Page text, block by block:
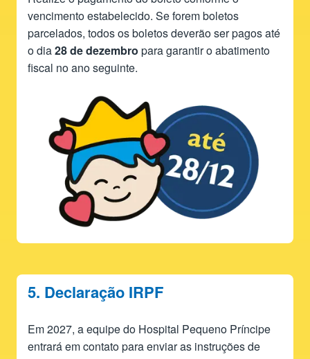
vencimento estabelecido. Se forem boletos
parcelados, todos os boletos deverão ser pagos até
o dia28 de dezembro para garantir o abatimento
fiscal no ano seguinte.
5. Declaração IRPF
Em 2027, a equipe do Hospital Pequeno Príncipe
entrará em contato para enviar as instruções de